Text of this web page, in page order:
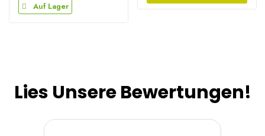
Auf Lager
Lies Unsere Bewertungen!